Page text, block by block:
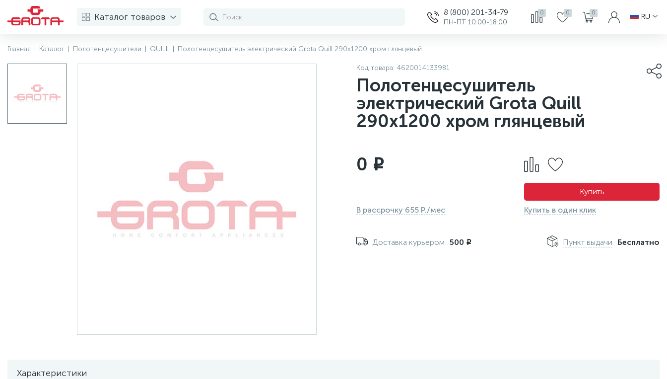
Каталог товаров 8 (800) 201-34-79
ПН-ПТ 10:00-18:00
0 0 0 RU
Главная Каталог Полотенцесушители QUILL Полотенцесушитель электрический Grota Quill 290x1200 хром глянцевый
Код товара: 4620014133981
Полотенцесушитель
электрический Grota Quill
290x1200 хром глянцевый
0 i
В рассрочку 655 Р./мес
Купить
Купить в один клик
Доставка курьером 500 i Пункт выдачи Бесплатно
Характеристики